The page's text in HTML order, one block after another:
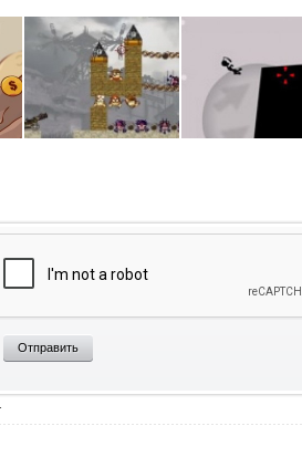
Отправить